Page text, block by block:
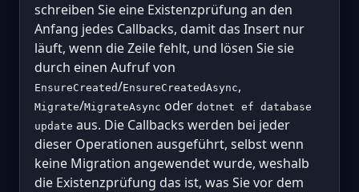
schreiben Sie eine Existenzprüfung an den
Anfang jedes Callbacks, damit das Insert nur
läuft, wenn die Zeile fehlt, und lösen Sie sie
durch einen Aufruf von
EnsureCreated/EnsureCreatedAsync,
Migrate/MigrateAsync oder dotnet ef database
update aus. Die Callbacks werden bei jeder
dieser Operationen ausgeführt, selbst wenn
keine Migration angewendet wurde, weshalb
die Existenzprüfung das ist, was Sie vor dem